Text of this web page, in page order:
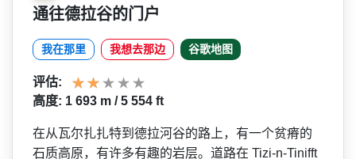
通往德拉谷的门户
我在那里 我想去那边 谷歌地图
评估:
高度: 1 693 m / 5 554 ft
在从瓦尔扎扎特到德拉河谷的­路上，有一个贫瘠的
石质高原，有许多有趣的岩层。道­路在 Tizi-n-Tinifft